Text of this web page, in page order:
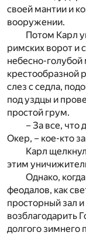
своей мантии и
вооружении.
Потом Карл
римских ворот и
небесно-голубой
крестообразной
слез с седла,
под уздцы и
простой грум.
– За все, что
Окер, – кое-кто
Карл
этим
Однако,
феодалов, как
просторный зал
возблагодарить
долгого зимнего